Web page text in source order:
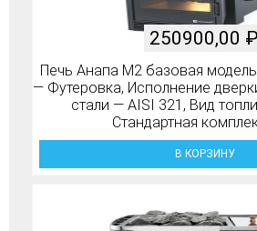
Печь Анапа М2 базовая
— Футеровка, Исполнение
стали — AISI 321, Вид
Стандартная
250900,00 ₽
В КОРЗИНУ